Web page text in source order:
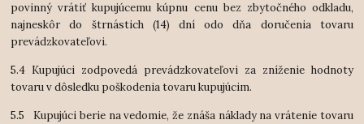
povinný vrátiť kupujúcemu kúpnu cenu bez zbytočného odkladu,
najneskôr do štrnástich (14) dní odo dňa doručenia tovaru
prevádzkovateľovi.
5.4 Kupujúci zodpovedá prevádzkovateľovi za zníženie hodnoty
tovaru v dôsledku poškodenia tovaru kupujúcim.
5.5 Kupujúci berie na vedomie, že znáša náklady na vrátenie tovaru